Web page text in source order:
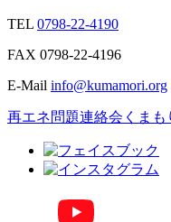
TEL 0798-22-4190
FAX 0798-22-4196
E-Mail info@kumamori.org
再エネ問題連絡会 くま